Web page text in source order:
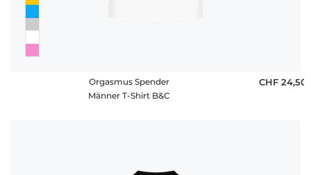
Orgasmus Spender
Männer T-Shirt B&C
CHF 24,50